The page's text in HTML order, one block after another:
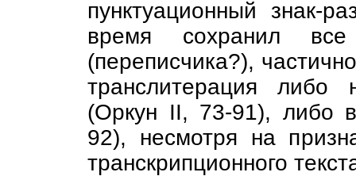
пунктуационный знак-
время сохранил
(переписчика?),
транслитерация либо
(Оpкун II, 73-91), либо
92), несмотря на
транскрипционного